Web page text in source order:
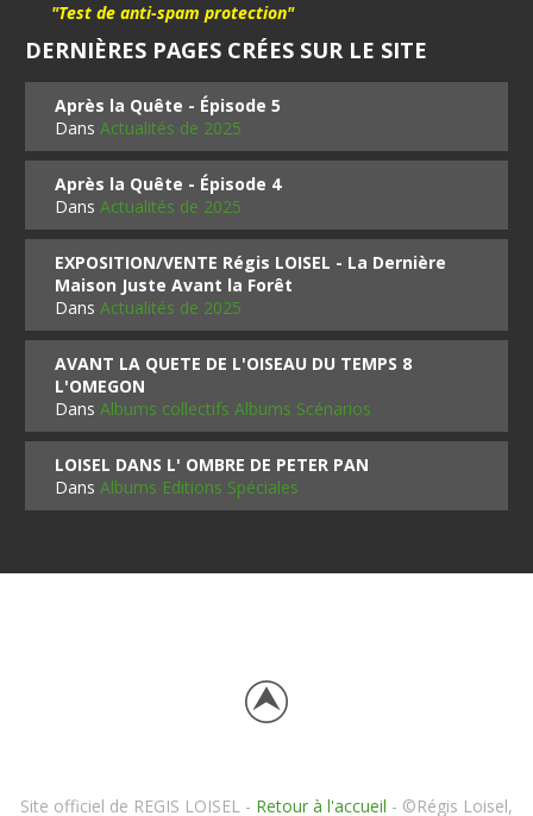
"Test de anti-spam protection"
DERNIÈRES PAGES CRÉES SUR LE SITE
Après la Quête - Épisode 5
DansActualités de 2025
Après la Quête - Épisode 4
DansActualités de 2025
EXPOSITION/VENTE Régis LOISEL - La Dernière
Maison Juste Avant la Forêt
DansActualités de 2025
AVANT LA QUETE DE L'OISEAU DU TEMPS 8
L'OMEGON
DansAlbums collectifs Albums Scénarios
LOISEL DANS L' OMBRE DE PETER PAN
DansAlbums Editions Spéciales
Site officiel de REGIS LOISEL - Retour à l'accueil - ©Régis Loisel,